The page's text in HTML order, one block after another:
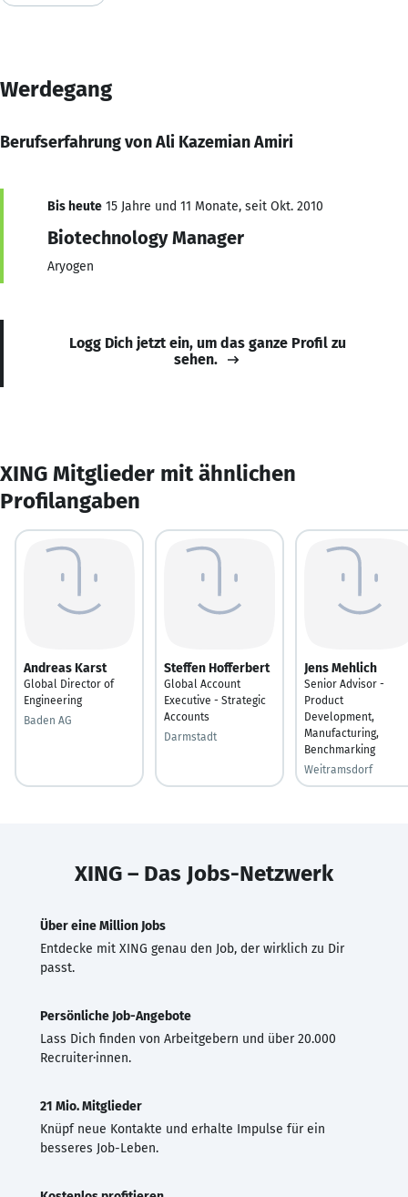
Werdegang
Berufserfahrung von Ali Kazemian Amiri
Bis heute 15 Jahre und 11 Monate, seit Okt. 2010
Biotechnology Manager
Aryogen
Logg Dich jetzt ein, um das ganze Profil zu
sehen.
XING Mitglieder mit ähnlichen
Profilangaben
Andreas Karst
Global Director of
Engineering
Baden AG
Steffen Hofferbert
Global Account
Executive - Strategic
Accounts
Darmstadt
Jens Mehlich
Senior Advisor -
Product
Development,
Manufacturing,
Benchmarking
Weitramsdorf
XING – Das Jobs-Netzwerk
Über eine Million Jobs
Entdecke mit XING genau den Job, der wirklich zu Dir
passt.
Persönliche Job-Angebote
Lass Dich finden von Arbeitgebern und über 20.000
Recruiter·innen.
21 Mio. Mitglieder
Knüpf neue Kontakte und erhalte Impulse für ein
besseres Job-Leben.